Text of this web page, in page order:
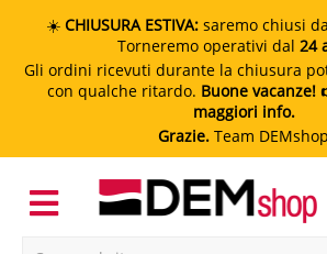
☀️ CHIUSURA ESTIVA: saremo chiusi
Torneremo operativi dal 24
Gli ordini ricevuti durante la chiusura
con qualche ritardo. Buone vacanze!
maggiori info.
Grazie. Team